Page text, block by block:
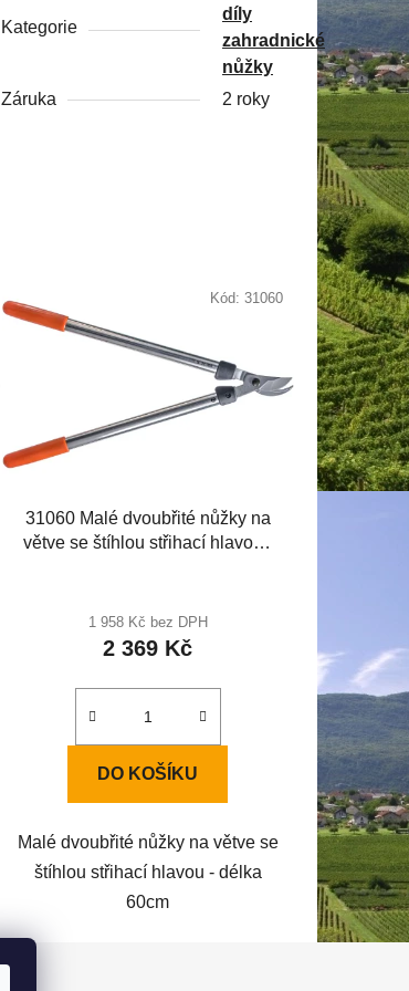
Kategorie
díly
zahradnické
nůžky
Záruka
2 roky
31060 Malé dvoubřité nůžky na
větve se štíhlou střihací hlavou -
1 958 Kč bez DPH
2 369 Kč
DO KOŠÍKU
Malé dvoubřité nůžky na větve se
štíhlou střihací hlavou - délka
60cm
Kód: 31060